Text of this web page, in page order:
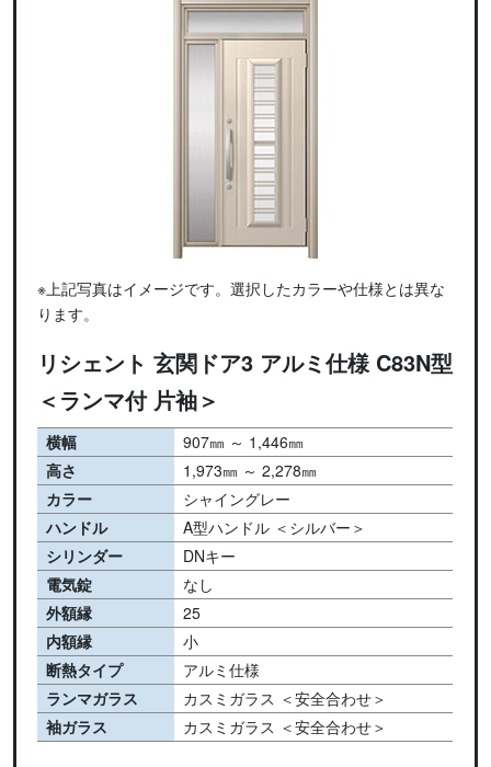
※上記写真はイメージです。選択したカラーや仕様とは異な
ります。
リシェント 玄関ドア3 アルミ仕様 C83N型
＜ランマ付 片袖＞
横幅
907㎜ ～ 1,446㎜
高さ
1,973㎜ ～ 2,278㎜
カラー
シャイングレー
ハンドル
A型ハンドル ＜シルバー＞
シリンダー
DNキー
電気錠
なし
外額縁
25
内額縁
小
断熱タイプ
アルミ仕様
ランマガラス
カスミガラス ＜安全合わせ＞
袖ガラス
カスミガラス ＜安全合わせ＞